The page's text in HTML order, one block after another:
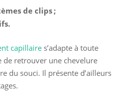
de clips ;
capillaires’adapte à toute
de retrouver une chevelure
du souci. Il présente d’ailleurs